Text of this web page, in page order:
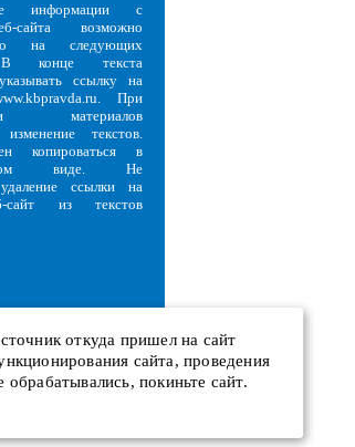
информации с
сайта возможно
на следующих
В конце текста
ссылку на
При
материалов
текстов.
копироваться в
виде. Не
ссылки на
сайт из текстов
откуда пришел на сайт
сайта, проведения
покиньте сайт.